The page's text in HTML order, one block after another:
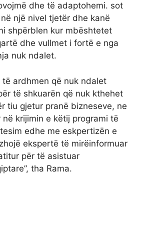
dhe të adaptohemi. sot
një nivel tjetër dhe kanë
shpërblen kur mbështetet
dhe vullmet i fortë e nga
nuk ndalet.
të ardhmen që nuk ndalet
të shkuarën që nuk kthehet
tiu gjetur pranë bizneseve, ne
në krijimin e këtij programi të
edhe me eskpertizën e
ekspertë të mirëinformuar
për të asistuar
tha Rama.